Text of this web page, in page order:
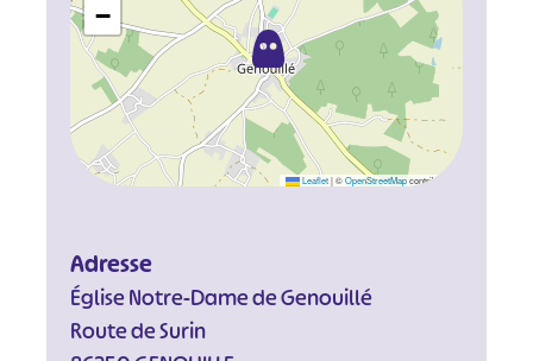
−
Leaflet |©OpenStreetMapcontributors
Adresse
Église Notre-Dame de Genouillé
Route de Surin